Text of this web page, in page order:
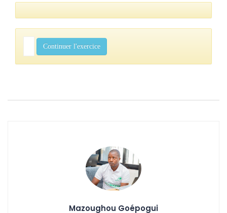
Continuer l'exercice
Mazoughou Goépogui